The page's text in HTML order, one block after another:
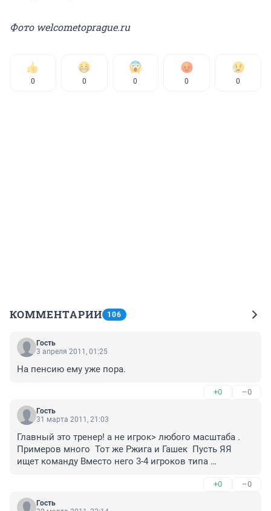
Фото welcometoprague.ru
0 0 0 0 0
КОММЕНТАРИИ 106
Гость
3 апреля 2011, 01:25
На пенсию ему уже пора.
+0 –0
Гость
31 марта 2011, 21:03
Главный это тренер! а не игрок> любого масштаба .
Примеров много  Тот же Ржига и Гашек  Пусть ЯЯ
ищет команду Вместо него 3-4 игроков типа
+0 –0
Гость